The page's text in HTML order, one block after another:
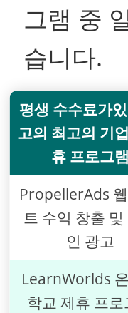
그램 중
습니다.
평생 수수료가
고의 최고의 기
휴 프로그램
PropellerAds
트 수익 창출
인 광고
LearnWorlds
학교 제휴 프로